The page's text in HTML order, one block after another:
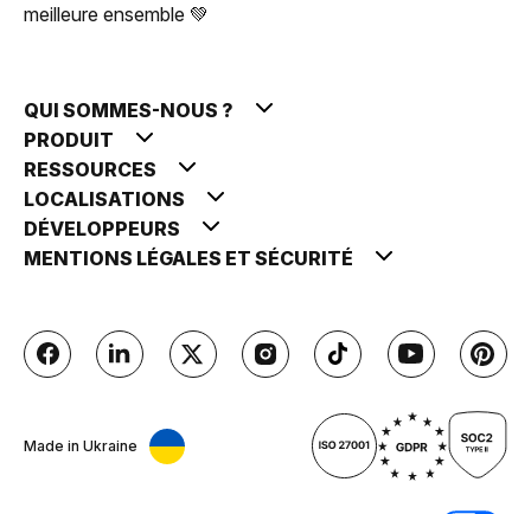
meilleure ensemble 💚
QUI SOMMES-NOUS ?
PRODUIT
RESSOURCES
LOCALISATIONS
DÉVELOPPEURS
MENTIONS LÉGALES ET SÉCURITÉ
Made in Ukraine